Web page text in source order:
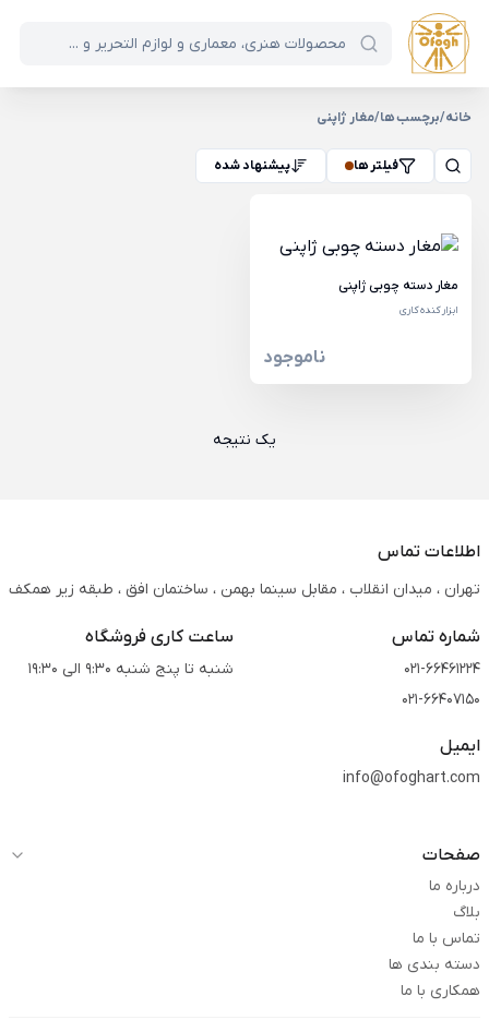
خانه/برچسب ها/مغار ژاپنی
فیلتر ها پیشنهاد شده
مغار دسته چوبی ژاپنی
ابزار کنده کاری
ناموجود
یک نتیجه
اطلاعات تماس
تهران ، میدان انقلاب ، مقابل سینما بهمن ، ساختمان افق ، طبقه زیر همکف
شماره تماس
021-66461224
021-66407150
ساعت کاری فروشگاه
شنبه تا پنج شنبه 9:30 الی 19:30
ایمیل
info@ofoghart.com
صفحات
درباره ما
بلاگ
تماس با ما
دسته بندی ها
همکاری با ما